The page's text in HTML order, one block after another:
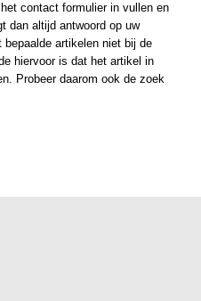
contact formulier in vullen en
dan altijd antwoord op uw
artikelen niet bij de
hiervoor is dat het artikel in
Probeer daarom ook de zoek